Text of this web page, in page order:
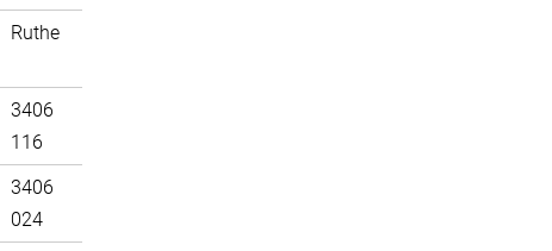
Ruthe
3406
116
3406
024